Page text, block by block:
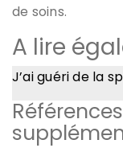
de soins.
A lire
J’ai guéri de la